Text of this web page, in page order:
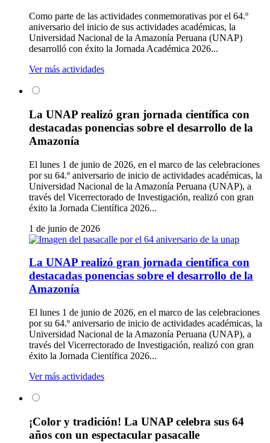
Como parte de las actividades conmemorativas por el 64.º
aniversario del inicio de sus actividades académicas, la
Universidad Nacional de la Amazonía Peruana (UNAP)
desarrolló con éxito la Jornada Académica 2026...
Ver más actividades
La UNAP realizó gran jornada científica con
destacadas ponencias sobre el desarrollo de la
Amazonía
El lunes 1 de junio de 2026, en el marco de las celebraciones
por su 64.º aniversario de inicio de actividades académicas, la
Universidad Nacional de la Amazonía Peruana (UNAP), a
través del Vicerrectorado de Investigación, realizó con gran
éxito la Jornada Científica 2026...
1 de junio de 2026
La UNAP realizó gran jornada científica con
destacadas ponencias sobre el desarrollo de la
Amazonía
El lunes 1 de junio de 2026, en el marco de las celebraciones
por su 64.º aniversario de inicio de actividades académicas, la
Universidad Nacional de la Amazonía Peruana (UNAP), a
través del Vicerrectorado de Investigación, realizó con gran
éxito la Jornada Científica 2026...
Ver más actividades
¡Color y tradición! La UNAP celebra sus 64
años con un espectacular pasacalle